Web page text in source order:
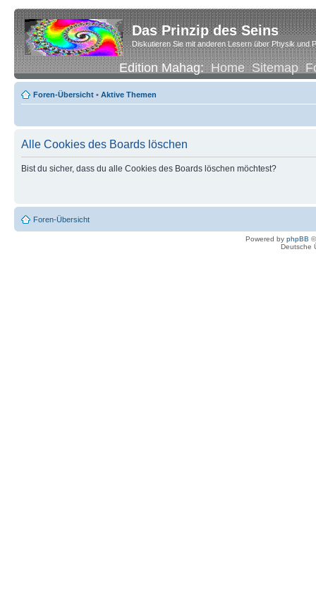
Das Prinzip des Seins
Diskutieren Sie mit anderen Lesern über Physik und
Edition Mahag:Home Sitemap
Foren-Übersicht • Aktive Themen
Alle Cookies des Boards löschen
Bist du sicher, dass du alle Cookies des Boards löschen möchtest?
Foren-Übersicht
Powered by phpBB
Deutsche